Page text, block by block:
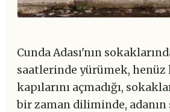
Cunda Adası'nın
saatlerinde yürümek, henüz
kapılarını açmadığı,
bir zaman diliminde,